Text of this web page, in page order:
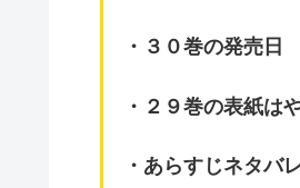
・３０巻の発売日
・２９巻の表紙は
・あらすじネタバ